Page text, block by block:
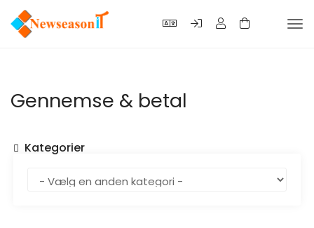
Gennemse & betal
Kategorier